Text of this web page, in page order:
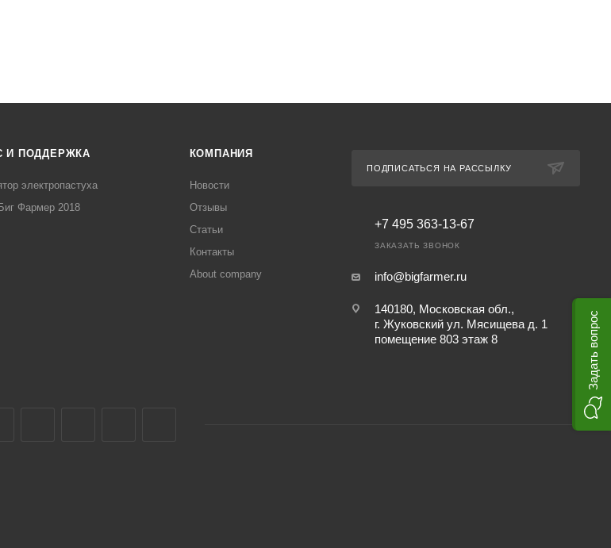
И ПОДДЕРЖКА
электропастуха
Фармер 2018
КОМПАНИЯ
Новости
Отзывы
Статьи
Контакты
About company
ПОДПИСАТЬСЯ НА РАССЫЛКУ
+7 495 363-13-67
ЗАКАЗАТЬ ЗВОНОК
info@bigfarmer.ru
140180, Московская обл.,
г. Жуковский ул. Мясищева д. 1
помещение 803 этаж 8
Задать вопрос